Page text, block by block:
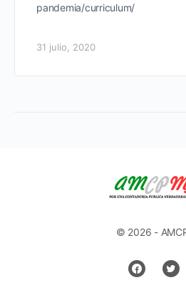
pandemia/curriculum/
31 julio, 2020
© 2026 -